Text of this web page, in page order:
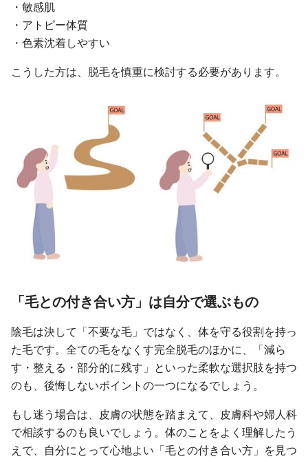
・敏感肌
・アトピー体質
・色素沈着しやすい
こうした方は、脱毛を慎重に検討する必要があります。
「毛との付き合い方」は自分で選ぶもの
陰毛は決して「不要な毛」ではなく、体を守る役割を持っ
た毛です。全ての毛をなくす完全脱毛のほかに、「減ら
す・整える・部分的に残す」といった柔軟な選択肢を持つ
のも、後悔しないポイントの一つになるでしょう。
もし迷う場合は、皮膚の状態を踏まえて、皮膚科や婦人科
で相談するのも良いでしょう。体のことをよく理解したう
えで、自分にとって心地よい「毛との付き合い方」を見つ